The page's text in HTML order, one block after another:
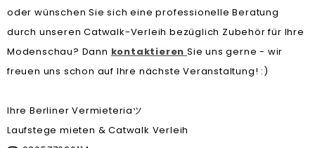
oder wünschen Sie sich eine professionelle Beratung
durch unseren Catwalk-Verleih bezüglich Zubehör für Ihre
Modenschau? Dann kontaktieren Sie uns gerne - wir
freuen uns schon auf Ihre nächste Veranstaltung! :)
Ihre Berliner Vermieteria ツ
Laufstege mieten & Catwalk Verleih